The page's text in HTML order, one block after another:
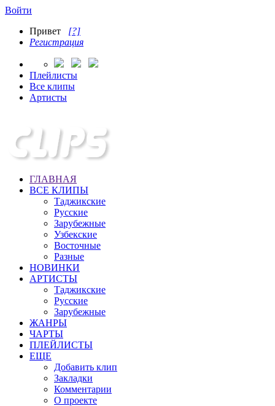
Войти
Привет [?]
Регистрация
Плейлисты
Все клипы
Артисты
ГЛАВНАЯ
ВСЕ КЛИПЫ
Таджикские
Русские
Зарубежные
Узбекские
Восточные
Разные
НОВИНКИ
АРТИСТЫ
Таджикские
Русские
Зарубежные
ЖАНРЫ
ЧАРТЫ
ПЛЕЙЛИСТЫ
ЕЩЕ
Добавить клип
Закладки
Комментарии
О проекте